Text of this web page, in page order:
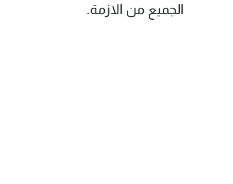
الجميع من الازمة.